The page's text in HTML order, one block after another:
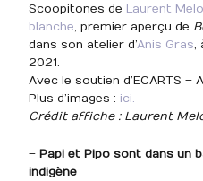
Scoopitones de Laurent
blanche, premier aperçu de
dans son atelier d’Anis Gras,
2021.
Avec le soutien d’ECARTS –
Plus d’images : ici.
Crédit affiche : Laurent
– Papi et Pipo sont dans un
indigène